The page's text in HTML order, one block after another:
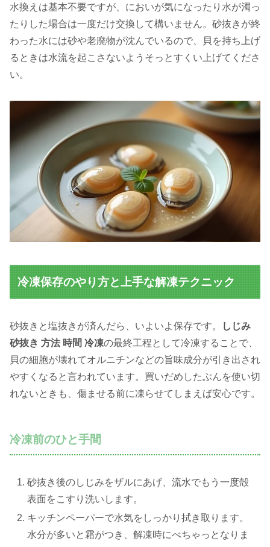
水換えは基本不要ですが、においが気になったり水が濁っ
たりした場合は一度だけ交換して構いません。砂抜きが終
わった水には砂や老廃物が沈んでいるので、貝を持ち上げ
るときは水流を起こさないようそっとすくい上げてくださ
い。
冷凍保存のやり方と上手な解凍テクニック
砂抜きと塩抜きが済んだら、いよいよ保存です。
しじみ
砂抜き 方法 時間 冷凍の最終工程として冷凍することで、
貝の細胞が壊れてオルニチンなどの旨味成分が引き出され
やすくなると言われています。買いだめしたぶんを使い切
れないときも、傷ませる前に凍らせてしまえば安心です。
冷凍前のひと手間
砂抜き後のしじみをザルにあげ、流水でもう一度殻
表面をこすり洗いします。
キッチンペーパーで水気をしっかり拭き取ります。
水分が多いと霜がつき、解凍時にべちゃっとなりま